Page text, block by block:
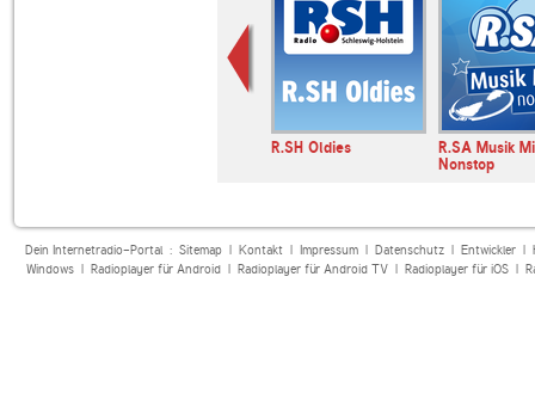
R.SH Oldies
R.SA Musik
Nonstop
Dein Internetradio-Portal : Sitemap| Kontakt| Impressum| Datenschutz| Entwickler|
Windows| Radioplayer für Android| Radioplayer für Android TV| Radioplayer für iOS|